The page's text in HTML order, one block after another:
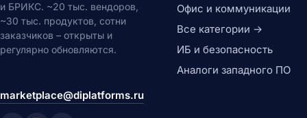
и БРИКС. ~20 тыс. вендоров,
~30 тыс. продуктов, сотни
заказчиков – открыты и
регулярно обновляются.
marketplace@diplatforms.ru
Офис и коммуникации
Все категории →
ИБ и безопасность
Аналоги западного ПО